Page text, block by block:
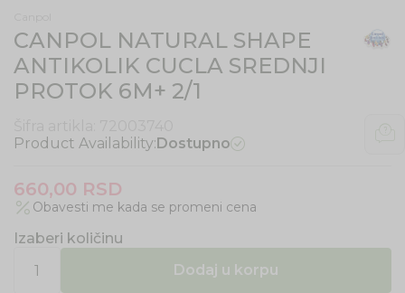
CANPOL NATURAL SHAPE
ANTIKOLIK CUCLA SREDNJI
PROTOK 6M+ 2/1
Product Availability:Dostupno
660,00 RSD
Obavesti me kada se promeni cena
Izaberi količinu
Dodaj u korpu